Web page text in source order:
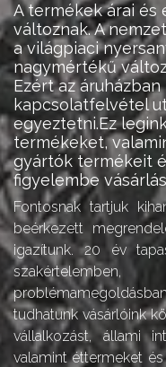
A termékek árai és
változnak. A
a világpiaci
nagymértékű
Ezért az
kapcsolatfelvétel
egyeztetni.Ez
termékeket,
gyártók termékeit
figyelembe
Fontosnak tartjuk
beérkezett
igazítunk. 20 év
tudhatunk vásárlóink
vállalkozást, állami
valamint éttermeket